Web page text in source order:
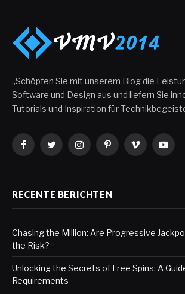
„Schöpfen Sie mit unserem Blog die
Software und Design aus und liefern Sie
Tutorials und Inspiration für
FacebookTwitterInstagramPinterestVimeo
RECENTE BERICHTEN
Chasing the Million: Are Progressive
the Risk?
Unlocking the Secrets of Free Spins: A
Requirements